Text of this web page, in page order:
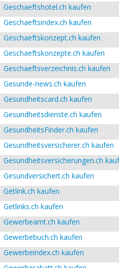
Geschaeftshotel.ch kaufen
Geschaeftsindex.ch kaufen
Geschaeftskonzept.ch kaufen
Geschaeftskonzepte.ch kaufen
Geschaeftsverzeichnis.ch kaufen
Gesunde-news.ch kaufen
Gesundheitscard.ch kaufen
Gesundheitsdienste.ch kaufen
GesundheitsFinder.ch kaufen
Gesundheitsversicherer.ch kaufen
Gesundheitsversicherungen.ch
Gesundversichert.ch kaufen
Getlink.ch kaufen
Getlinks.ch kaufen
Gewerbeamt.ch kaufen
Gewerbebuch.ch kaufen
Gewerbeindex.ch kaufen